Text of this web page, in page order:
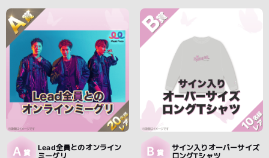
A 賞
Lead全員とのオンライン
ミーグリ
B 賞
サイン入りオーバーサイズ
ロングTシャツ